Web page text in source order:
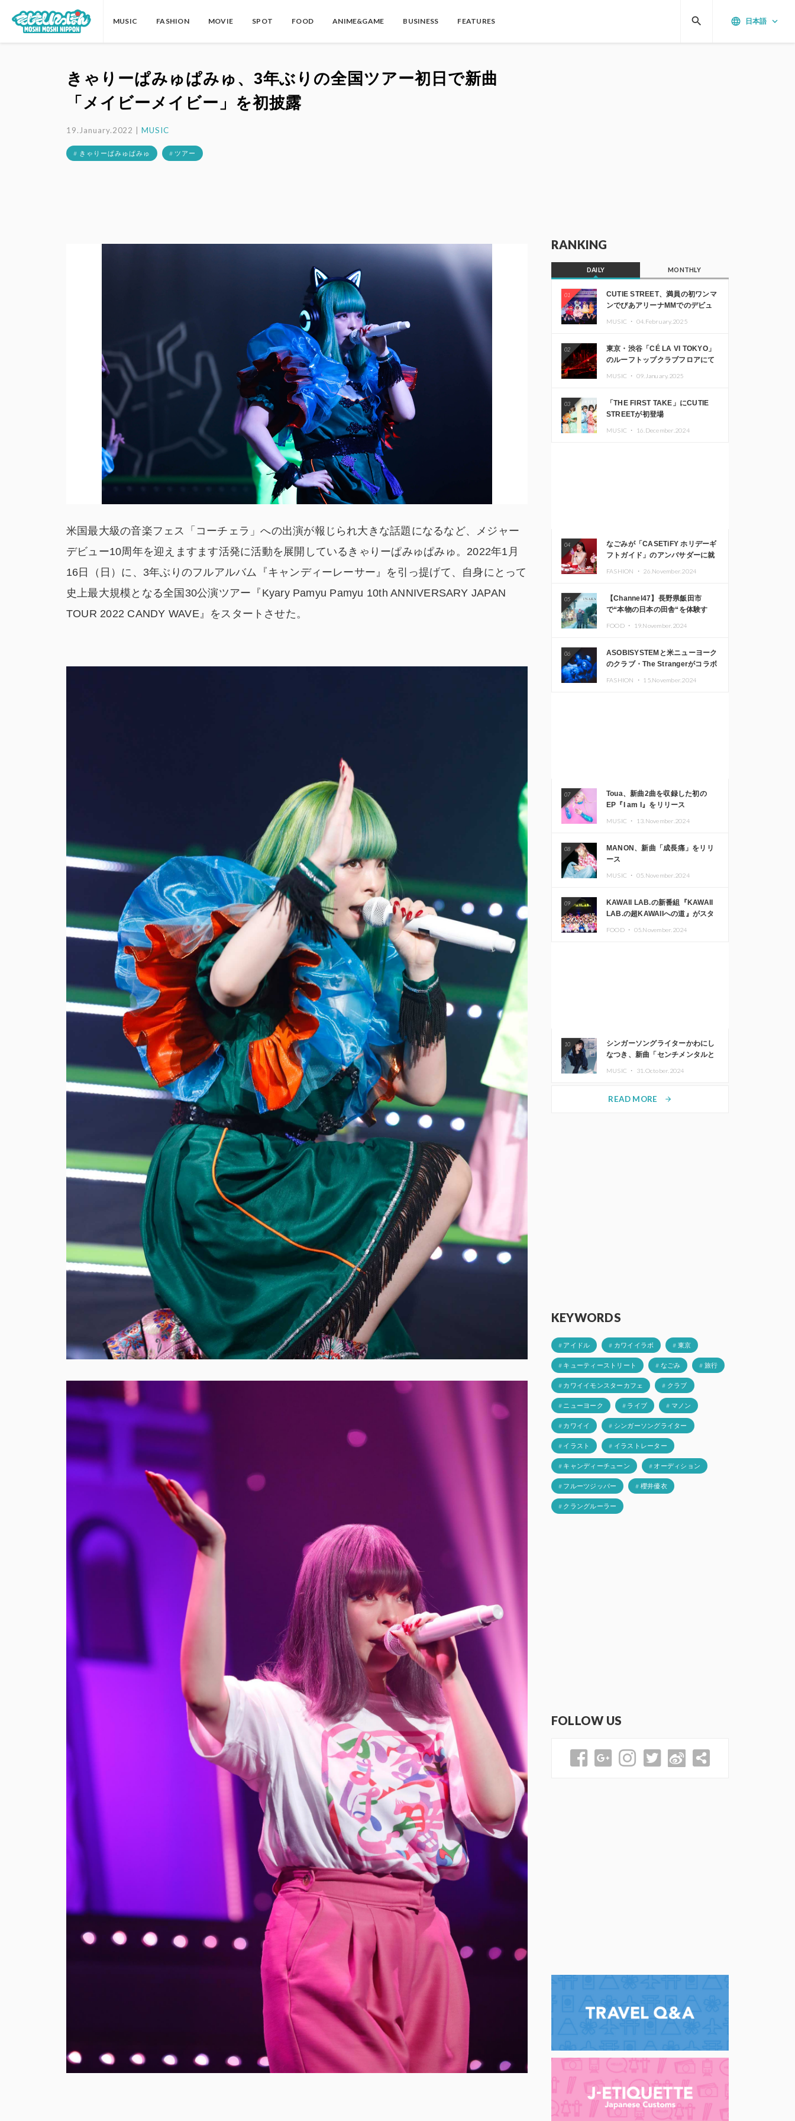
MUSIC FASHION MOVIE SPOT FOOD ANIME&GAME BUSINESS FEATURES language 日本語 keyboard_arrow_down
search
きゃりーぱみゅぱみゅ、3年ぶりの全国ツアー初日で新曲
「メイビーメイビー」を初披露
19.January.2022 |MUSIC
# きゃりーぱみゅぱみゅ # ツアー
米国最大級の音楽フェス「コーチェラ」への出演が報じられ大きな話題になるなど、メジャー
デビュー10周年を迎えますます活発に活動を展開しているきゃりーぱみゅぱみゅ。2022年1月
16日（日）に、3年ぶりのフルアルバム『キャンディーレーサー』を引っ提げて、自身にとって
史上最大規模となる全国30公演ツアー『Kyary Pamyu Pamyu 10th ANNIVERSARY JAPAN
TOUR 2022 CANDY WAVE』をスタートさせた。
RANKING
DAILY MONTHLY
01
CUTIE STREET、満員の初ワンマ
ンでぴあアリーナMMでのデビュ
MUSIC ・ 04.February.2025
02
東京・渋谷「CÉ LA VI TOKYO」
のルーフトップクラブフロアにて
Kza（FORCE OF NATURE）ら日
本を代表するDJ・クリエイターが
出演
MUSIC ・ 09.January.2025
03
「THE FIRST TAKE」にCUTIE
STREETが初登場
MUSIC ・ 16.December.2024
04
なごみが「CASETiFY ホリデーギ
フトガイド」のアンバサダーに就
FASHION ・ 26.November.2024
05
【Channel47】長野県飯田市
で“本物の日本の田舎“を体験す
FOOD ・ 19.November.2024
06
ASOBISYSTEMと米ニューヨーク
のクラブ・The Strangerがコラボ
FASHION ・ 15.November.2024
07
Toua、新曲2曲を収録した初の
EP『I am I』をリリース
MUSIC ・ 13.November.2024
08
MANON、新曲「成長痛」をリリ
ース
MUSIC ・ 05.November.2024
09
KAWAII LAB.の新番組『KAWAII
LAB.の超KAWAIIへの道』がスタ
FOOD ・ 05.November.2024
10
シンガーソングライターかわにし
なつき、新曲「センチメンタルと
MUSIC ・ 31.October.2024
READ MORE arrow_forward
KEYWORDS
# アイドル # カワイイラボ # 東京
# キューティーストリート # なごみ # 旅行
# カワイイモンスターカフェ # クラブ
# ニューヨーク # ライブ # マノン
# カワイイ # シンガーソングライター
# イラスト # イラストレーター
# キャンディーチューン # オーディション
# フルーツジッパー # 櫻井優衣
# クラングルーラー
FOLLOW US